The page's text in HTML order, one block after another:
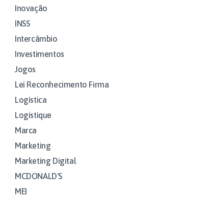
Inovação
INSS
Intercâmbio
Investimentos
Jogos
Lei Reconhecimento Firma
Logística
Logistique
Marca
Marketing
Marketing Digital
MCDONALD'S
MEI